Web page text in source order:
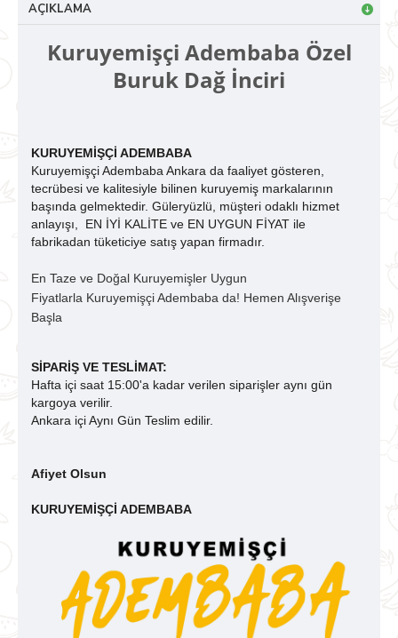
AÇIKLAMA
Kuruyemişçi Adembaba Özel
Buruk Dağ İnciri
KURUYEMİŞÇİ ADEMBABA
Kuruyemişçi Adembaba Ankara da faaliyet gösteren,
tecrübesi ve kalitesiyle bilinen kuruyemiş markalarının
başında gelmektedir. Güleryüzlü, müşteri odaklı hizmet
anlayışı,
EN İYİ KALİTE ve EN UYGUN FİYAT ile
fabrikadan tüketiciye satış yapan firmadır.
En Taze ve Doğal Kuruyemişler Uygun
Fiyatlarla Kuruyemişçi Adembaba da! Hemen Alışverişe
Başla
SİPARİŞ VE TESLİMAT:
Hafta içi saat 15:00'a kadar verilen siparişler aynı gün
kargoya verilir.
Ankara içi Aynı Gün Teslim edilir.
Afiyet Olsun
KURUYEMİŞÇİ ADEMBABA